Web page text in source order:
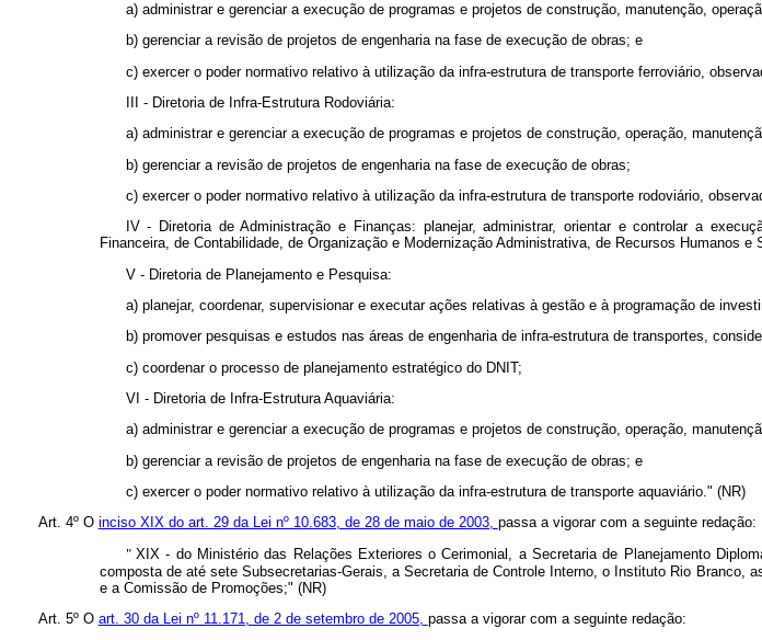
a) administrar e gerenciar a execução de programas e projetos de construção, manutenção,
b) gerenciar a revisão de projetos de engenharia na fase de execução de obras; e
c) exercer o poder normativo relativo à utilização da infra-estrutura de transporte ferroviário,
III - Diretoria de Infra-Estrutura Rodoviária:
a) administrar e gerenciar a execução de programas e projetos de construção, operação,
b) gerenciar a revisão de projetos de engenharia na fase de execução de obras;
c) exercer o poder normativo relativo à utilização da infra-estrutura de transporte rodoviário,
IV - Diretoria de Administração e Finanças: planejar, administrar, orientar e controlar a
Financeira, de Contabilidade, de Organização e Modernização Administrativa, de Recursos Humanos e
V - Diretoria de Planejamento e Pesquisa:
a) planejar, coordenar, supervisionar e executar ações relativas à gestão e à programação de
b) promover pesquisas e estudos nas áreas de engenharia de infra-estrutura de transportes,
c) coordenar o processo de planejamento estratégico do DNIT;
VI - Diretoria de Infra-Estrutura Aquaviária:
a) administrar e gerenciar a execução de programas e projetos de construção, operação,
b) gerenciar a revisão de projetos de engenharia na fase de execução de obras; e
c) exercer o poder normativo relativo à utilização da infra-estrutura de transporte aquaviário." (NR)
Art. 4º O inciso XIX do art. 29 da Lei nº 10.683, de 28 de maio de 2003, passa a vigorar com a seguinte redação:
" XIX - do Ministério das Relações Exteriores o Cerimonial, a Secretaria de Planejamento
composta de até sete Subsecretarias-Gerais, a Secretaria de Controle Interno, o Instituto Rio
e a Comissão de Promoções;" (NR)
Art. 5º O art. 30 da Lei nº 11.171, de 2 de setembro de 2005, passa a vigorar com a seguinte redação: